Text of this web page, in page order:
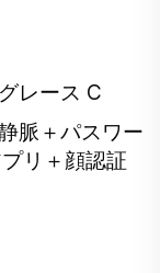
レース C
脈＋パスワー
リ＋顔認証